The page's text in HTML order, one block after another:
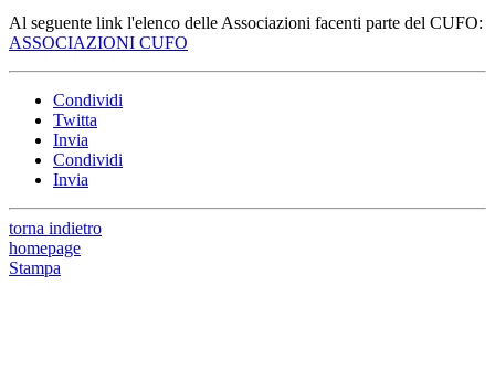
Al seguente link l'elenco delle Associazioni facenti parte del CUFO:
ASSOCIAZIONI CUFO
Condividi
Twitta
Invia
Condividi
Invia
torna indietro
homepage
Stampa